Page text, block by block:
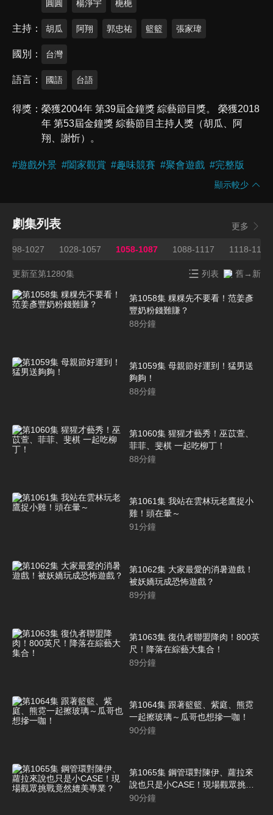
圓圓 楊淨宇 梔梔
主持 胡瓜 阿翔 郭忠祐 籃籃 張家瑋
國別 台灣
語言 國語 台語
得獎
榮獲2004年 第39屆金鐘獎 綜藝節目獎。 榮獲2018
年 第53屆金鐘獎 綜藝節目主持人獎（胡瓜、阿
翔、謝忻）。
#遊戲外景 #闔家觀賞 #趣味競賽 #聚會遊戲 #完整版
顯示較少
劇集列表 更多
998-1027 1028-1057 1058-1087 1088-1117 1118-1147
更新至第1280集 列表 舊→新
第1058集 粿粿先不要看！范姜彥
豐奶粉錢難賺？
88分鐘
第1059集 母親節好運到！猛男送
夠夠！
88分鐘
第1060集 猩猩才藝秀！巫苡萱、
菲菲、斐棋 一起吃柳丁！
88分鐘
第1061集 我站在雲林玩老鷹捉小
雞！頭在暈～
91分鐘
第1062集 大家最愛的消暑遊戲！
被妖嬌玩成恐怖遊戲？
89分鐘
第1063集 復仇者聯盟降肉！800英
尺！降落在綜藝大集合！
89分鐘
第1064集 跟著籃籃、紫庭、熊霓
一起擦玻璃～瓜哥也想摻一咖！
90分鐘
第1065集 鋼管環對陳伊、蘿拉來
說也只是小CASE！現場觀眾挑戰
竟然媲美專業？
90分鐘